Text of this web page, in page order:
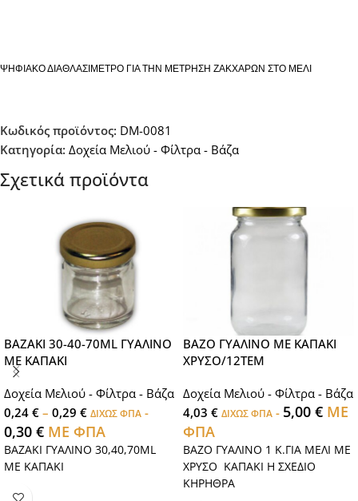
ΨΗΦΙΑΚΟ ΔΙΑΘΛΑΣΙΜΕΤΡΟ ΓΙΑ ΤΗΝ ΜΕΤΡΗΣΗ ΖΑΚΧΑΡΩΝ ΣΤΟ ΜΕΛΙ
Κωδικός προϊόντος: DM-0081
Κατηγορία: Δοχεία Μελιού - Φίλτρα - Βάζα
Σχετικά προϊόντα
ΒΑΖΑΚΙ 30-40-70ML ΓΥΑΛΙΝΟ
ΜΕ ΚΑΠΑΚΙ
Δοχεία Μελιού - Φίλτρα - Βάζα
0,24 € – 0,29 € ΔΙΧΩΣ ΦΠΑ -
0,30 € ΜΕ ΦΠΑ
ΒΑΖΑΚΙ ΓΥΑΛΙΝΟ 30,40,70ML
ΜΕ ΚΑΠΑΚΙ
ΒΑΖΟ ΓΥΑΛΙΝΟ ΜΕ ΚΑΠΑΚΙ
ΧΡΥΣΟ/12ΤΕΜ
Δοχεία Μελιού - Φίλτρα - Βάζα
4,03 € ΔΙΧΩΣ ΦΠΑ - 5,00 € ΜΕ
ΦΠΑ
ΒΑΖΟ ΓΥΑΛΙΝΟ 1 Κ.ΓΙΑ ΜΕΛΙ ΜΕ
ΧΡΥΣΟ ΚΑΠΑΚΙ Η ΣΧΕΔΙΟ
ΚΗΡΗΘΡΑ